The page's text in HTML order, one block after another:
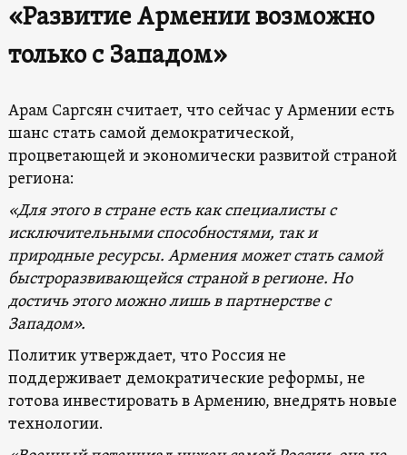
«Развитие Армении возможно
только с Западом»
Арам Саргсян считает, что сейчас у Армении есть
шанс стать самой демократической,
процветающей и экономически развитой страной
региона:
«Для этого в стране есть как специалисты с
исключительными способностями, так и
природные ресурсы. Армения может стать самой
быстроразвивающейся страной в регионе. Но
достичь этого можно лишь в партнерстве с
Западом».
Политик утверждает, что Россия не
поддерживает демократические реформы, не
готова инвестировать в Армению, внедрять новые
технологии.